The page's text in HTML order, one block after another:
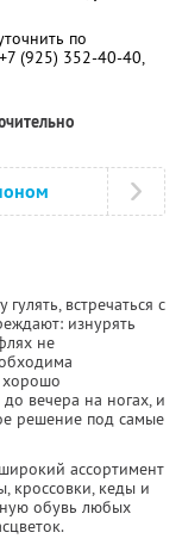
по
+7 (925) 352-40-40,
встречаться с
изнурять
не
хорошо
вечера на ногах, и
решение под самые
ассортимент
кроссовки, кеды и
обувь любых